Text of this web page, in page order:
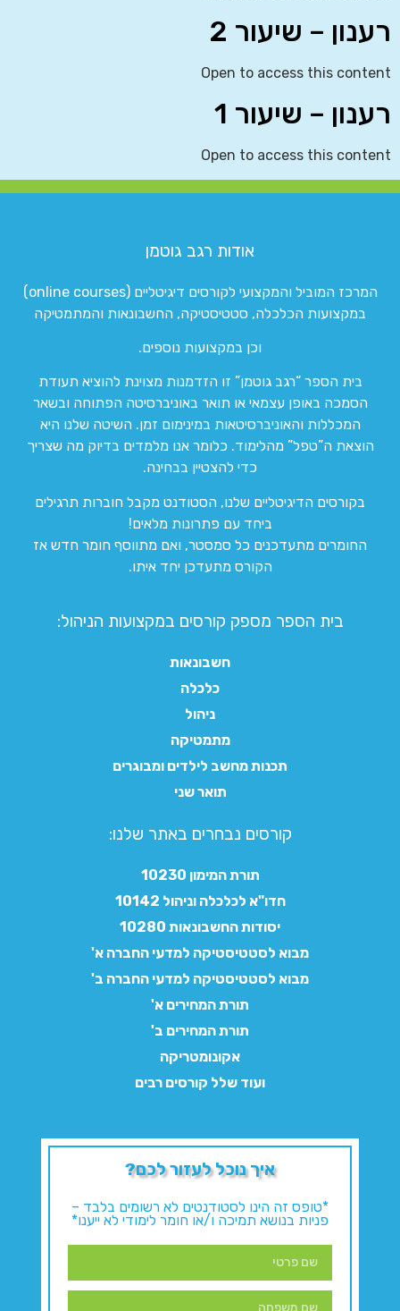
רענון – שיעור 2
Open to access this content
רענון – שיעור 1
Open to access this content
אודות רגב גוטמן
המרכז המוביל והמקצועי לקורסים דיגיטליים (online courses)
במקצועות הכלכלה, סטטיסטיקה, החשבונאות והמתמטיקה
וכן במקצועות נוספים.
בית הספר “רגב גוטמן” זו הזדמנות מצוינת להוציא תעודת
הסמכה באופן עצמאי או תואר באוניברסיטה הפתוחה ובשאר
המכללות והאוניברסיטאות במינימום זמן. השיטה שלנו היא
הוצאת ה”טפל” מהלימוד. כלומר אנו מלמדים בדיוק מה שצריך
כדי להצטיין בבחינה.
בקורסים הדיגיטליים שלנו, הסטודנט מקבל חוברות תרגילים
ביחד עם פתרונות מלאים!
החומרים מתעדכנים כל סמסטר, ואם מתווסף חומר חדש אז
הקורס מתעדכן יחד איתו.
בית הספר מספק קורסים במקצועות הניהול:
חשבונאות
כלכלה
ניהול
מתמטיקה
תכנות מחשב לילדים ומבוגרים
תואר שני
קורסים נבחרים באתר שלנו:​
תורת המימון 10230
חדו"א לכלכלה וניהול 10142
יסודות החשבונאות 10280
מבוא לסטטיסטיקה למדעי החברה א'
מבוא לסטטיסטיקה למדעי החברה ב'
תורת המחירים א'
תורת המחירים ב'
אקונומטריקה
ועוד שלל קורסים רבים
איך נוכל לעזור לכם?
*טופס זה הינו לסטודנטים לא רשומים בלבד –
פניות בנושא תמיכה ו/או חומר לימודי לא ייענו*